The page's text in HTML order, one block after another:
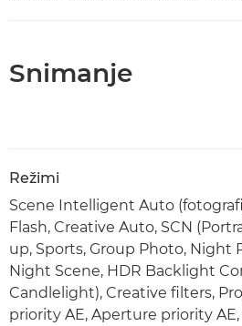
Snimanje
Režimi
Scene Intelligent Auto
Flash, Creative Auto, SCN
up, Sports, Group Photo, Night
Night Scene, HDR Backlight
Candlelight), Creative filters,
priority AE, Aperture priority